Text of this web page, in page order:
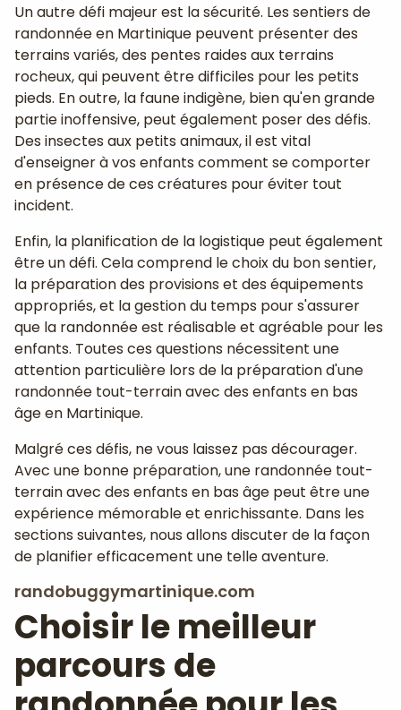
Un autre défi majeur est la sécurité. Les sentiers de
randonnée en Martinique peuvent présenter des
terrains variés, des pentes raides aux terrains
rocheux, qui peuvent être difficiles pour les petits
pieds. En outre, la faune indigène, bien qu'en grande
partie inoffensive, peut également poser des défis.
Des insectes aux petits animaux, il est vital
d'enseigner à vos enfants comment se comporter
en présence de ces créatures pour éviter tout
incident.
Enfin, la planification de la logistique peut également
être un défi. Cela comprend le choix du bon sentier,
la préparation des provisions et des équipements
appropriés, et la gestion du temps pour s'assurer
que la randonnée est réalisable et agréable pour les
enfants. Toutes ces questions nécessitent une
attention particulière lors de la préparation d'une
randonnée tout-terrain avec des enfants en bas
âge en Martinique.
Malgré ces défis, ne vous laissez pas décourager.
Avec une bonne préparation, une randonnée tout-
terrain avec des enfants en bas âge peut être une
expérience mémorable et enrichissante. Dans les
sections suivantes, nous allons discuter de la façon
de planifier efficacement une telle aventure.
randobuggymartinique.com
Choisir le meilleur
parcours de